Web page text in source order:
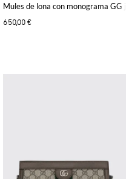
GG grabado
Mules de lona con monograma GG
650,00 €